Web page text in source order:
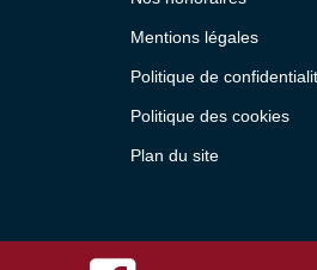
Mentions légales
Politique de
Politique des cookies
Plan du site